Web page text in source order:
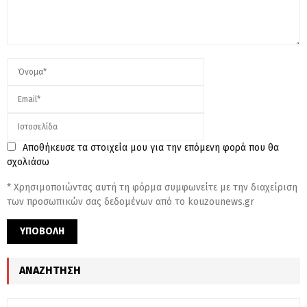
Αποθήκευσε τα στοιχεία μου για την επόμενη φορά που θα
σχολιάσω
* Χρησιμοποιώντας αυτή τη φόρμα συμφωνείτε με την διαχείριση
των προσωπικών σας δεδομένων από το kouzounews.gr
ΑΝΑΖΉΤΗΣΗ